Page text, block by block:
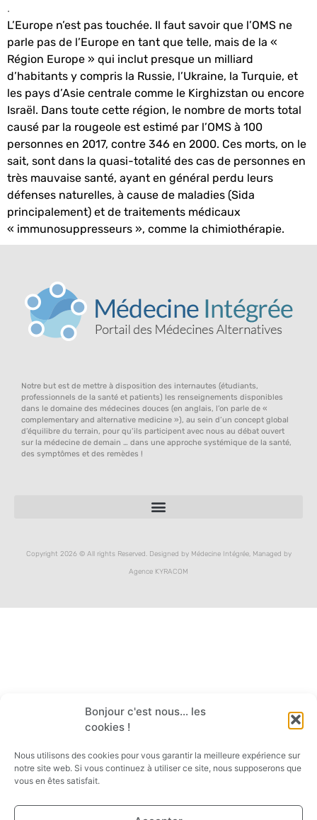
Bonjour c'est nous... les
cookies !
Nous utilisons des cookies pour vous garantir la meilleure expérience sur
notre site web. Si vous continuez à utiliser ce site, nous supposerons que
vous en êtes satisfait.
.
L’Europe n’est pas touchée. Il faut savoir que l’OMS ne
parle pas de l’Europe en tant que telle, mais de la «
Région Europe » qui inclut presque un milliard
d’habitants y compris la Russie, l’Ukraine, la Turquie, et
les pays d’Asie centrale comme le Kirghizstan ou encore
Israël. Dans toute cette région, le nombre de morts total
causé par la rougeole est estimé par l’OMS à 100
personnes en 2017, contre 346 en 2000. Ces morts, on le
sait, sont dans la quasi-totalité des cas de personnes en
très mauvaise santé, ayant en général perdu leurs
défenses naturelles, à cause de maladies (Sida
principalement) et de traitements médicaux
« immunosuppresseurs », comme la chimiothérapie.
Notre but est de mettre à disposition des internautes (étudiants,
professionnels de la santé et patients) les renseignements disponibles
dans le domaine des médecines douces (en anglais, l’on parle de «
complementary and alternative medicine »), au sein d’un concept global
d’équilibre du terrain, pour qu’ils participent avec nous au débat ouvert
sur la médecine de demain … dans une approche systémique de la santé,
des symptômes et des remèdes !
Copyright 2026 © All rights Reserved. Designed by Médecine Intégrée, Managed by
Agence KYRACOM